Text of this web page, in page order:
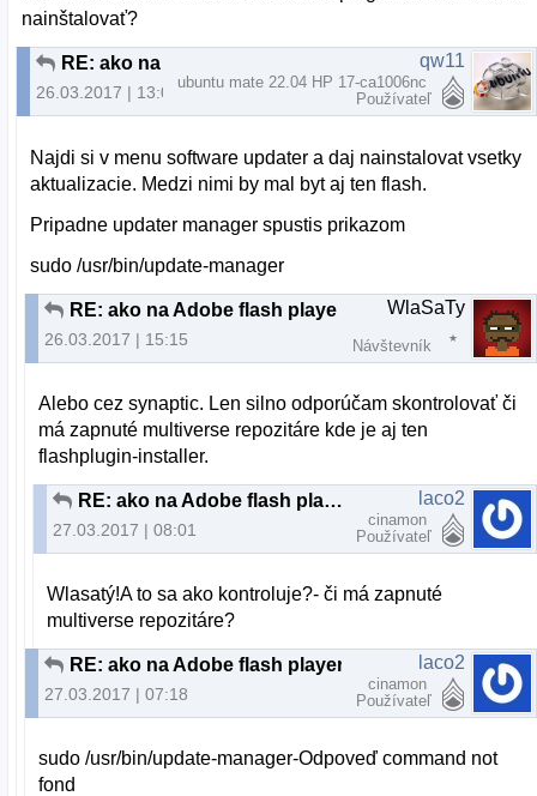
nainštalovať?
RE: ako na Adobe flash player
26.03.2017 | 13:02
qw11
ubuntu mate 22.04 HP 17-ca1006nc
Používateľ
Najdi si v menu software updater a daj nainstalovat vsetky
aktualizacie. Medzi nimi by mal byt aj ten flash.
Pripadne updater manager spustis prikazom
sudo /usr/bin/update-manager
RE: ako na Adobe flash player
26.03.2017 | 15:15
WlaSaTy
Návštevník
Alebo cez synaptic. Len silno odporúčam skontrolovať či
má zapnuté multiverse repozitáre kde je aj ten
flashplugin-installer.
RE: ako na Adobe flash player
27.03.2017 | 08:01
laco2
cinamon
Používateľ
Wlasatý!A to sa ako kontroluje?- či má zapnuté
multiverse repozitáre?
RE: ako na Adobe flash player
27.03.2017 | 07:18
laco2
cinamon
Používateľ
sudo /usr/bin/update-manager-Odpoveď command not
fond